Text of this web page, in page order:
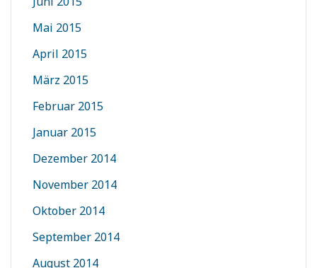
Mai 2015
April 2015
März 2015
Februar 2015
Januar 2015
Dezember 2014
November 2014
Oktober 2014
September 2014
August 2014